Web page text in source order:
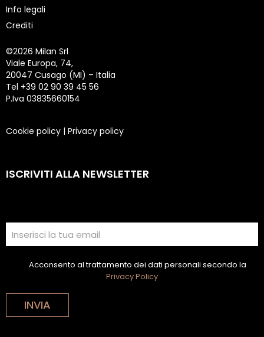
Info legali
Crediti
©2026 Milan Srl
Viale Europa, 74,
20047 Cusago (MI) – Italia
Tel +39 02 90 39 45 56
P.Iva 03835660154
Cookie policy | Privacy policy
ISCRIVITI ALLA NEWSLETTER
Acconsento al trattamento dei dati personali secondo la
Privacy Policy
INVIA